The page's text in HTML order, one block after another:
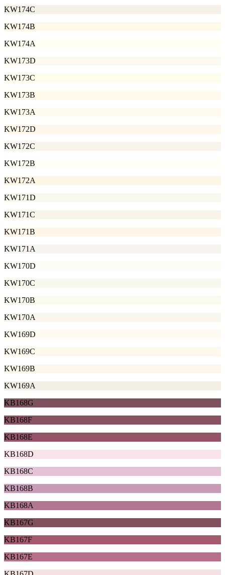
KW174C
KW174B
KW174A
KW173D
KW173C
KW173B
KW173A
KW172D
KW172C
KW172B
KW172A
KW171D
KW171C
KW171B
KW171A
KW170D
KW170C
KW170B
KW170A
KW169D
KW169C
KW169B
KW169A
KB168G
KB168F
KB168E
KB168D
KB168C
KB168B
KB168A
KB167G
KB167F
KB167E